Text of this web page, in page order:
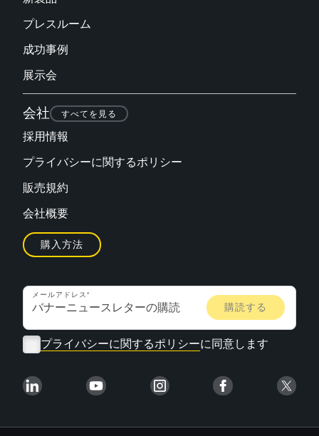
プレスルーム
成功事例
展示会
会社 すべてを見る
採用情報
プライバシーに関するポリシー
販売規約
会社概要
購入方法
メールアドレス
プライバシーに関するポリシーに同意します